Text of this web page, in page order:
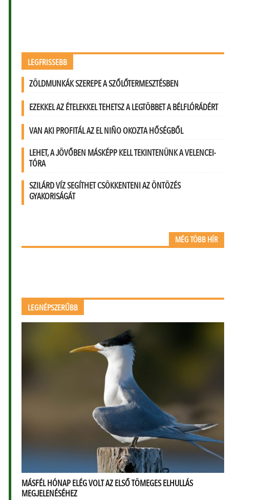
LEGFRISSEBB
ZÖLDMUNKÁK SZEREPE A SZŐLŐTERMESZTÉSBEN
EZEKKEL AZ ÉTELEKKEL TEHETSZ A LEGTÖBBET A BÉLFLÓRÁDÉRT
VAN AKI PROFITÁL AZ EL NIÑO OKOZTA HŐSÉGBŐL
LEHET, A JÖVŐBEN MÁSKÉPP KELL TEKINTENÜNK A VELENCEI-
TÓRA
SZILÁRD VÍZ SEGÍTHET CSÖKKENTENI AZ ÖNTÖZÉS
GYAKORISÁGÁT
MÉG TÖBB HÍR
LEGNÉPSZERŰBB